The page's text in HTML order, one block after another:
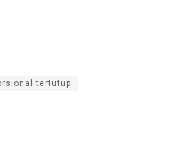
tertutup